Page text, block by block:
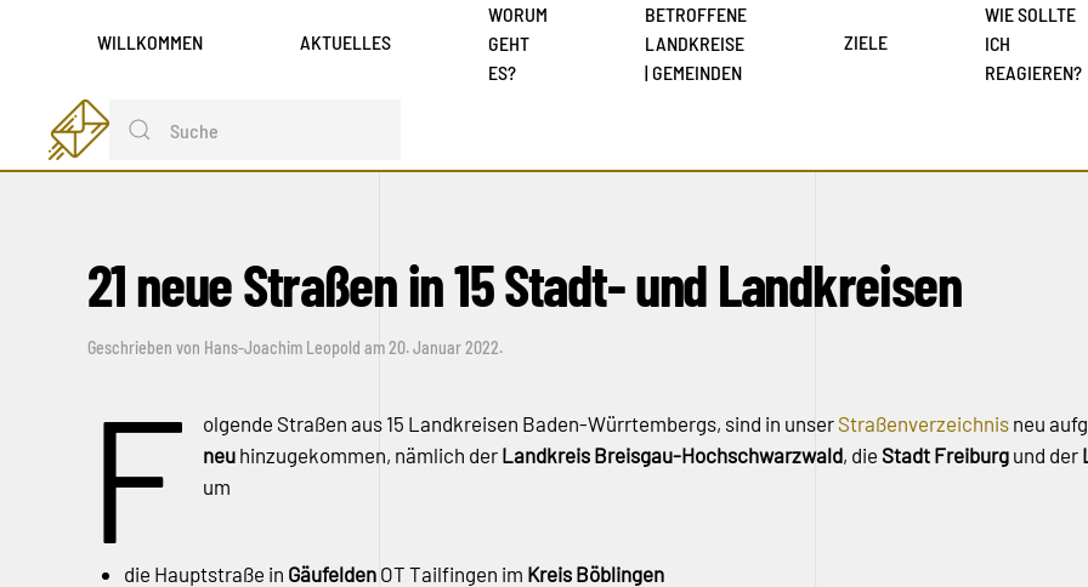
WILLKOMMEN AKTUELLES
WORUM
GEHT
ES?
BETROFFENE
LANDKREISE
| GEMEINDEN
ZIELE
WIE SOLLTE
ICH
REAGIEREN?
21 neue Straßen in 15 Stadt- und Landkreisen
Geschrieben von Hans-Joachim Leopold am20. Januar 2022.
F olgende Straßen aus 15 Landkreisen Baden-Würrtembergs, sind in unser Straßenverzeichnis neu
neu hinzugekommen, nämlich der Landkreis Breisgau-Hochschwarzwald, dieStadt Freiburg und der
um
die Hauptstraße in Gäufelden OT Tailfingen im Kreis Böblingen